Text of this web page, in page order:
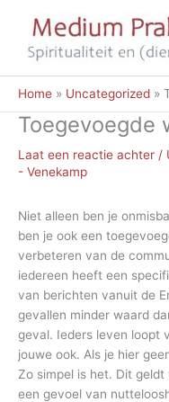
Home Uncategorized
Toegevoegde
Laat een reactie achter /
- Venekamp
Niet alleen ben je
ben je ook een
verbeteren van de
iedereen heeft een
van berichten vanuit de
gevallen minder waard
geval. Ieders leven loopt
jouwe ook. Als je hier
Zo simpel is het. Dit
een gevoel van